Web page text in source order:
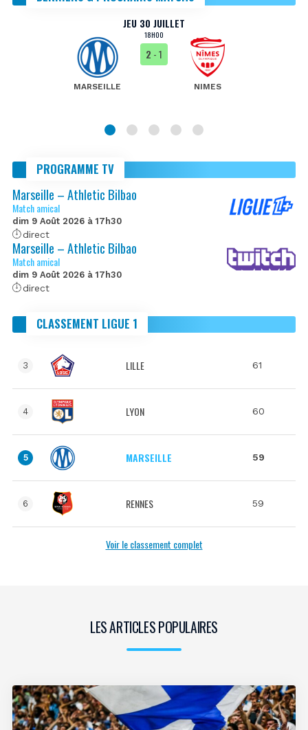
JEU 30 JUILLET
18H00
MARSEILLE
2 - 1
NIMES
PROGRAMME TV
Marseille – Athletic Bilbao
Match amical
dim 9 Août 2026 à 17h30
direct
Marseille – Athletic Bilbao
Match amical
dim 9 Août 2026 à 17h30
direct
CLASSEMENT LIGUE 1
3 LILLE 61
4 LYON 60
5 MARSEILLE 59
6 RENNES 59
Voir le classement complet
LES ARTICLES POPULAIRES